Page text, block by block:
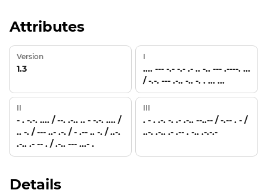
Attributes
Version
1.3
I
.... --- -.- -.- .- .. -.. --- .----. ...
/ -.-. --- .-.. -.. -. . ... ...
II
- . -.-. .... / --. .-.. .. - -.-. .... /
.. -. / --- ..- .-. / - .-- .. -. / ..-.
.-.. .- -- . / .-.. --- ...- .
III
. - . .-. -. .- .-.. --..-- / -.-- . - /
..-. .-.. .- .-- . -.. .-.-.-
Details